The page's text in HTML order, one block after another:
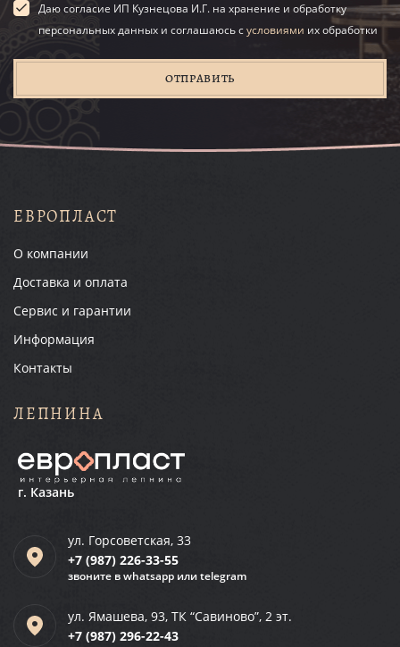
Даю согласие ИП Кузнецова И.Г. на хранение и обработку
персональных данных и соглашаюсь сусловиями их обработки
ОТПРАВИТЬ
ЕВРОПЛАСТ
О компании
Доставка и оплата
Сервис и гарантии
Информация
Контакты
ЛЕПНИНА
г. Казань
ул. Горсоветская, 33
+7 (987) 226-33-55
звоните в whatsapp или telegram
ул. Ямашева, 93, ТК “Савиново”, 2 эт.
+7 (987) 296-22-43